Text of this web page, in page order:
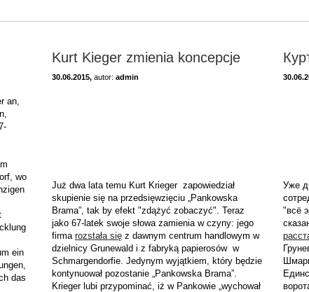
an,
wo
ein
das
Kurt Kieger zmienia koncepcje
30.06.2015, autor: admin
Już dwa lata temu Kurt Krieger zapowiedział
skupienie się na przedsięwzięciu „Pankowska
Brama”, tak by efekt "zdążyć zobaczyć". Teraz
jako 67-latek swoje słowa zamienia w czyny: jego
firma rozstała się z dawnym centrum handlowym w
dzielnicy Grunewald i z fabryką papierosów w
Schmargendorfie. Jedynym wyjątkiem, który będzie
kontynuował pozostanie „Pankowska Brama”.
Krieger lubi przypominać, iż w Pankowie „wychował
Уже
"всё